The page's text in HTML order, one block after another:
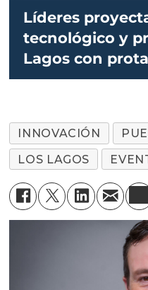
Líderes
tecnológico y
Lagos con
salmonicultor
INNOVACIÓN
LOS LAGOS